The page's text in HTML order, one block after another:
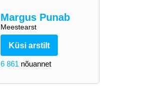
Margus Punab
Meestearst
Küsi arstilt
6 861 nõuannet